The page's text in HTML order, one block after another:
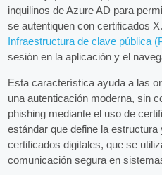
inquilinos de Azure AD para
se autentiquen con certificados
Infraestructura de clave pública
sesión en la aplicación y el
Esta característica ayuda a las
una autenticación moderna, sin
phishing mediante el uso de
estándar que define la estructura
certificados digitales, que se
comunicación segura en